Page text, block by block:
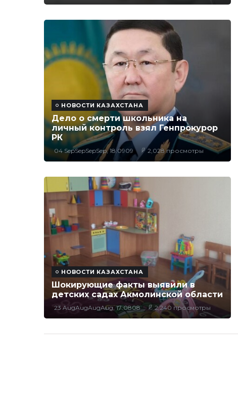
НОВОСТИ КАЗАХСТАНА
Дело о смерти школьника на
личный контроль взял Генпрокурор
РК
04 SepSepSepSep, 18:0909 2,028 просмотры
НОВОСТИ КАЗАХСТАНА
Шокирующие факты выявили в
детских садах Акмолинской области
23 AugAugAugAug, 17:0808 2,240 просмотры